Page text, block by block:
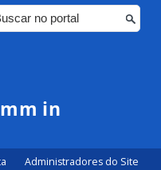
Participe
in
Administradores do Site